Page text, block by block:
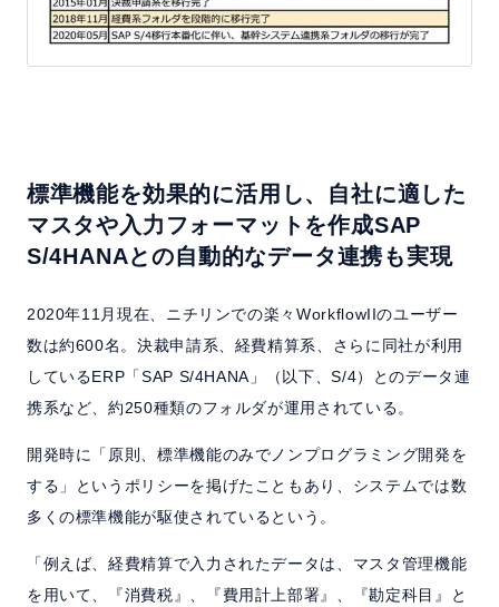
標準機能を効果的に活用し、 自社に適した
マスタや入力フォーマットを作成SAP
S/4HANAとの自動的なデータ連携も実現
2020年11月現在、ニチリンでの楽々WorkflowIIのユーザー
数は約600名。決裁申請系、経費精算系、さらに同社が利用
しているERP「SAP S/4HANA」（以下、S/4）とのデータ連
携系など、約250種類のフォルダが運用されている。
開発時に「原則、標準機能のみでノンプログラミング開発を
する」というポリシーを掲げたこともあり、システムでは数
多くの標準機能が駆使されているという。
「例えば、経費精算で入力されたデータは、マスタ管理機能
を用いて、『消費税』、『費用計上部署』、『勘定科目』と